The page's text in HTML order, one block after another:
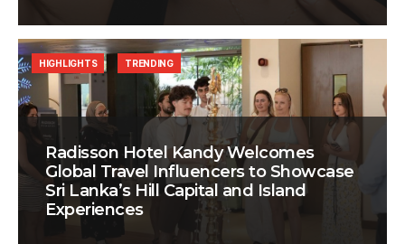
Radisson Hotel Kandy Welcomes
Global Travel Influencers to Showcase
Sri Lanka’s Hill Capital and Island
Experiences
HIGHLIGHTS TRENDING